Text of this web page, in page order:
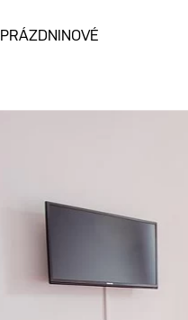
PRÁZDNINOVÉ